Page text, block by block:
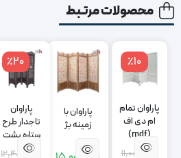
محصولات مرتبط
٪10
پاراوان تمام
ام دی اف
(mdf)
11,000,000
پاراوان با
زمینه بژ
٪20
پاراوان
تاجدار طرح
ستاره پشت
سفید
12,400,000